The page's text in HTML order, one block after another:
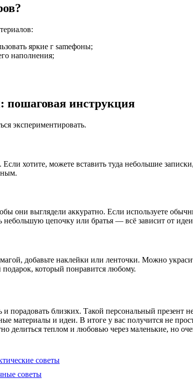
яркие г sameфоны;
наполнения;
пошаговая инструкция
экспериментировать.
хотите, можете вставить туда небольшие
они выглядели аккуратно. Если используете
цепочку или братья — всё зависит от
добавьте наклейки или ленточки. Можно
который понравится любому.
близких. Такой персональный презент
материалы и идеи. В итоге у вас получится не
делиться теплом и любовью через маленькие, но
советы
советы